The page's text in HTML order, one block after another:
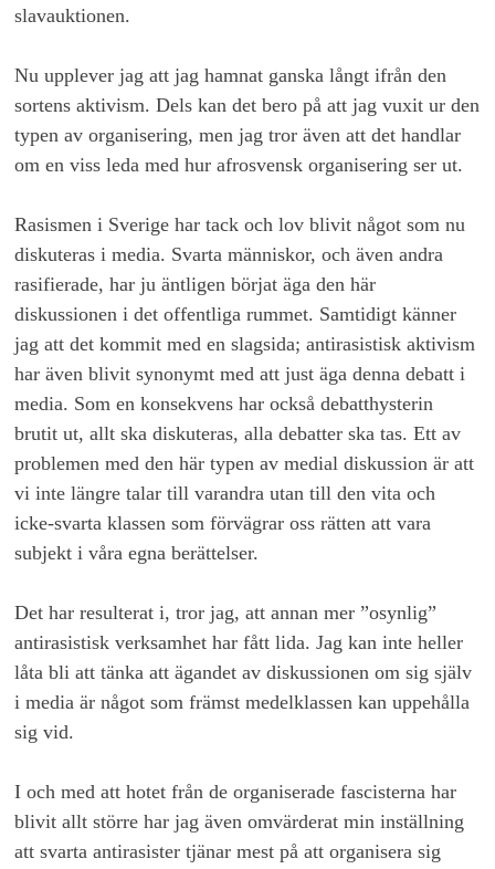
slavauktionen.
Nu upplever jag att jag hamnat ganska långt ifrån den
sortens aktivism. Dels kan det bero på att jag vuxit ur den
typen av organisering, men jag tror även att det handlar
om en viss leda med hur afrosvensk organisering ser ut.
Rasismen i Sverige har tack och lov blivit något som nu
diskuteras i media. Svarta människor, och även andra
rasifierade, har ju äntligen börjat äga den här
diskussionen i det offentliga rummet. Samtidigt känner
jag att det kommit med en slagsida; antirasistisk aktivism
har även blivit synonymt med att just äga denna debatt i
media. Som en konsekvens har också debatthysterin
brutit ut, allt ska diskuteras, alla debatter ska tas. Ett av
problemen med den här typen av medial diskussion är att
vi inte längre talar till varandra utan till den vita och
icke-svarta klassen som förvägrar oss rätten att vara
subjekt i våra egna berättelser.
Det har resulterat i, tror jag, att annan mer ”osynlig”
antirasistisk verksamhet har fått lida. Jag kan inte heller
låta bli att tänka att ägandet av diskussionen om sig själv
i media är något som främst medelklassen kan uppehålla
sig vid.
I och med att hotet från de organiserade fascisterna har
blivit allt större har jag även omvärderat min inställning
att svarta antirasister tjänar mest på att organisera sig